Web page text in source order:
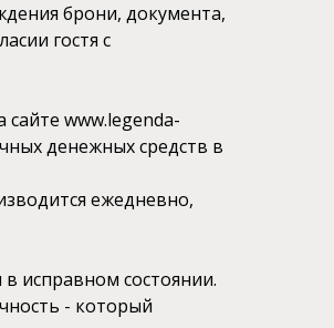
брони, документа,
гостя с
сайте www.legenda-
денежных средств в
ежедневно,
исправном состоянии.
- который